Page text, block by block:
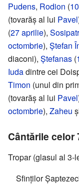
Pudens, Rodion (
(tovarăș al lui Pavel
(27 aprilie),
octombrie), Ștefan
diaconi), Ștefanas (
Iudadintre cei
Timon (unul din
(tovarăș al lui Pavel
octombrie), Zaheu
Cântările celor
Tropar (glasul al 3-
Sfinților